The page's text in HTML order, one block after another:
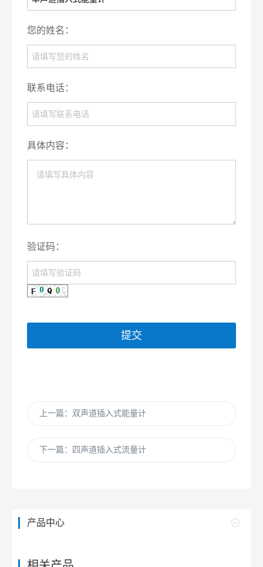
您的姓名：
联系电话：
具体内容：
验证码：
提交
上一篇：双声道插入式能量计
下一篇：四声道插入式流量计
产品中心